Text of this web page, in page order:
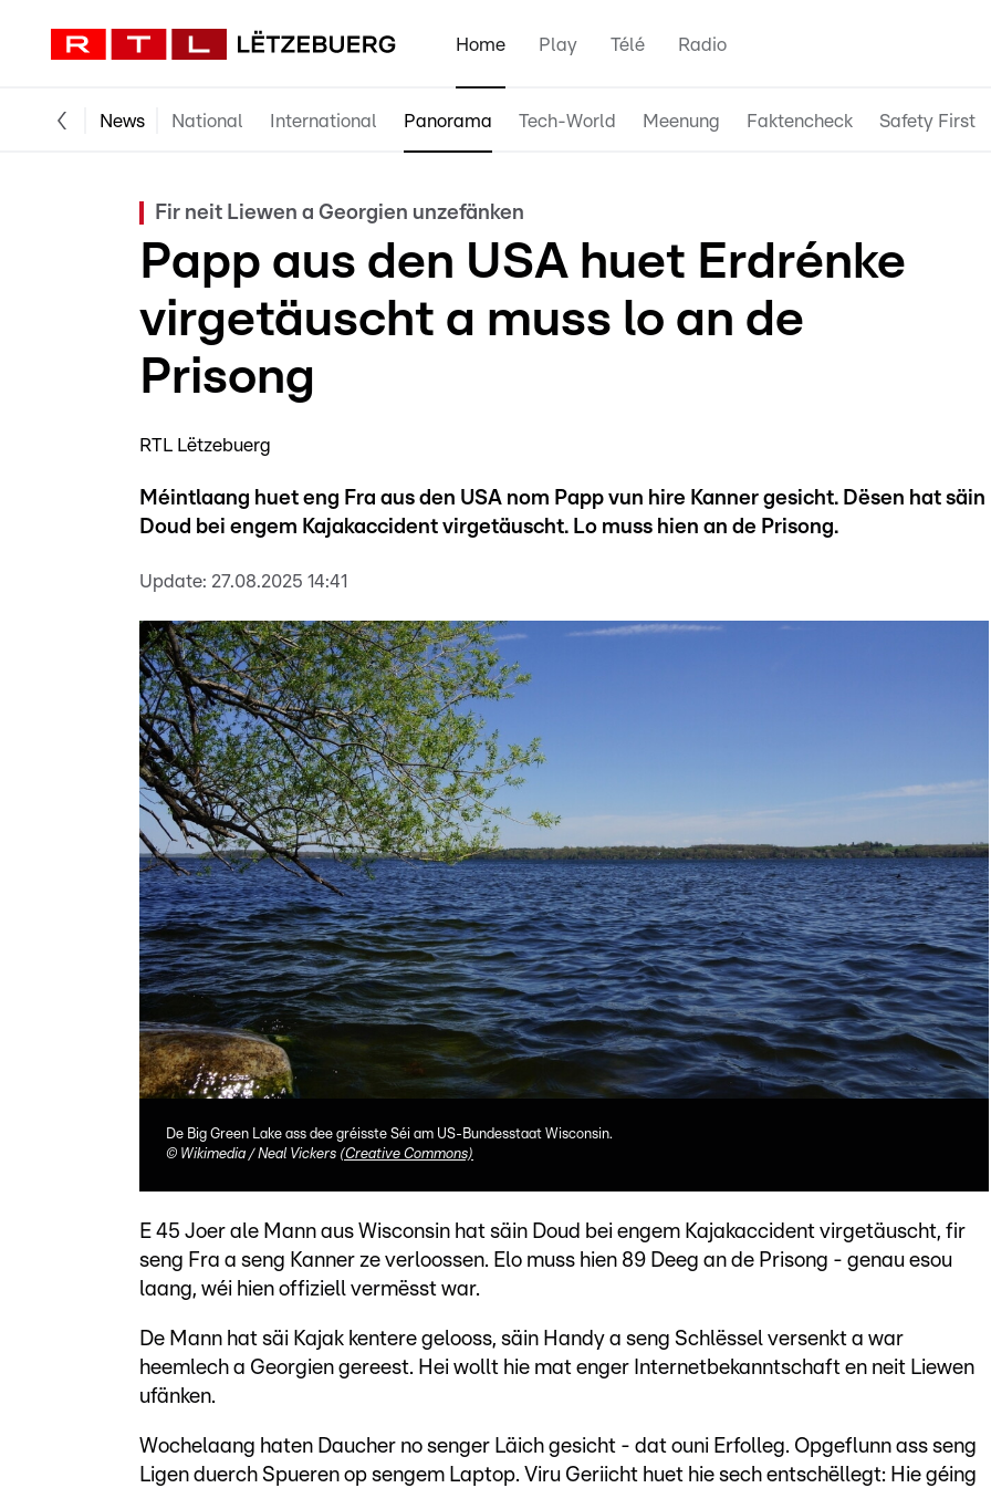
Home Play Télé Radio
News National International Panorama Tech-World Meenung Faktencheck Safety First
Fir neit Liewen a Georgien unzefänken
Papp aus den USA huet Erdrénke
virgetäuscht a muss lo an de
Prisong
RTL Lëtzebuerg
Méintlaang huet eng Fra aus den USA nom Papp vun hire Kanner gesicht. Dësen hat säin
Doud bei engem Kajakaccident virgetäuscht. Lo muss hien an de Prisong.
Update: 27.08.2025 14:41
De Big Green Lake ass dee gréisste Séi am US-Bundesstaat Wisconsin.
© Wikimedia / Neal Vickers (Creative Commons)
E 45 Joer ale Mann aus Wisconsin hat säin Doud bei engem Kajakaccident virgetäuscht, fir
seng Fra a seng Kanner ze verloossen. Elo muss hien 89 Deeg an de Prisong - genau esou
laang, wéi hien offiziell vermësst war.
De Mann hat säi Kajak kentere gelooss, säin Handy a seng Schlëssel versenkt a war
heemlech a Georgien gereest. Hei wollt hie mat enger Internetbekanntschaft en neit Liewen
ufänken.
Wochelaang haten Daucher no senger Läich gesicht - dat ouni Erfolleg. Opgeflunn ass seng
Ligen duerch Spueren op sengem Laptop. Viru Geriicht huet hie sech entschëllegt: Hie géing